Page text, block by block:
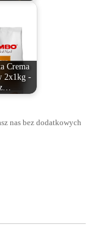
Crema
2x1kg -
nas bez dodatkowych